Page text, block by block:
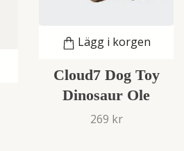
Lägg i korgen
Cloud7 Dog Toy
Dinosaur Ole
269 kr